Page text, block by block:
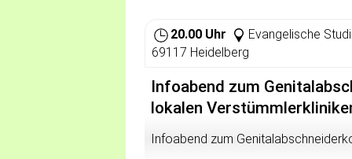
das auch der Nachbarschaft offen
gemeinschaftsorientiert,
Wie das funktioniert, wer dort
andere Fragen beantworten die
auf kreative, gemeinschaftliche,
Bekannte und alle Interessierten mit.
20.00 Uhr
Evangelische
69117 Heidelberg
Infoabend zum
lokalen
Infoabend zum